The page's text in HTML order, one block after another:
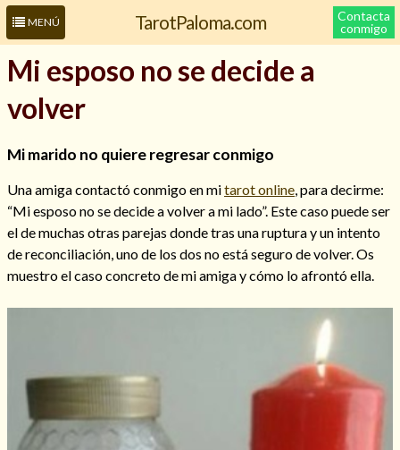
MENÚ TarotPaloma.com
Contacta
conmigo
Leer más sobre mí
Mi esposo no se decide a
volver
Mi marido no quiere regresar conmigo
Una amiga contactó conmigo en mitarot online , para decirme:
“Mi esposo no se decide a volver a mi lado”. Este caso puede ser
el de muchas otras parejas donde tras una ruptura y un intento
de reconciliación, uno de los dos no está seguro de volver. Os
muestro el caso concreto de mi amiga y cómo lo afrontó ella.